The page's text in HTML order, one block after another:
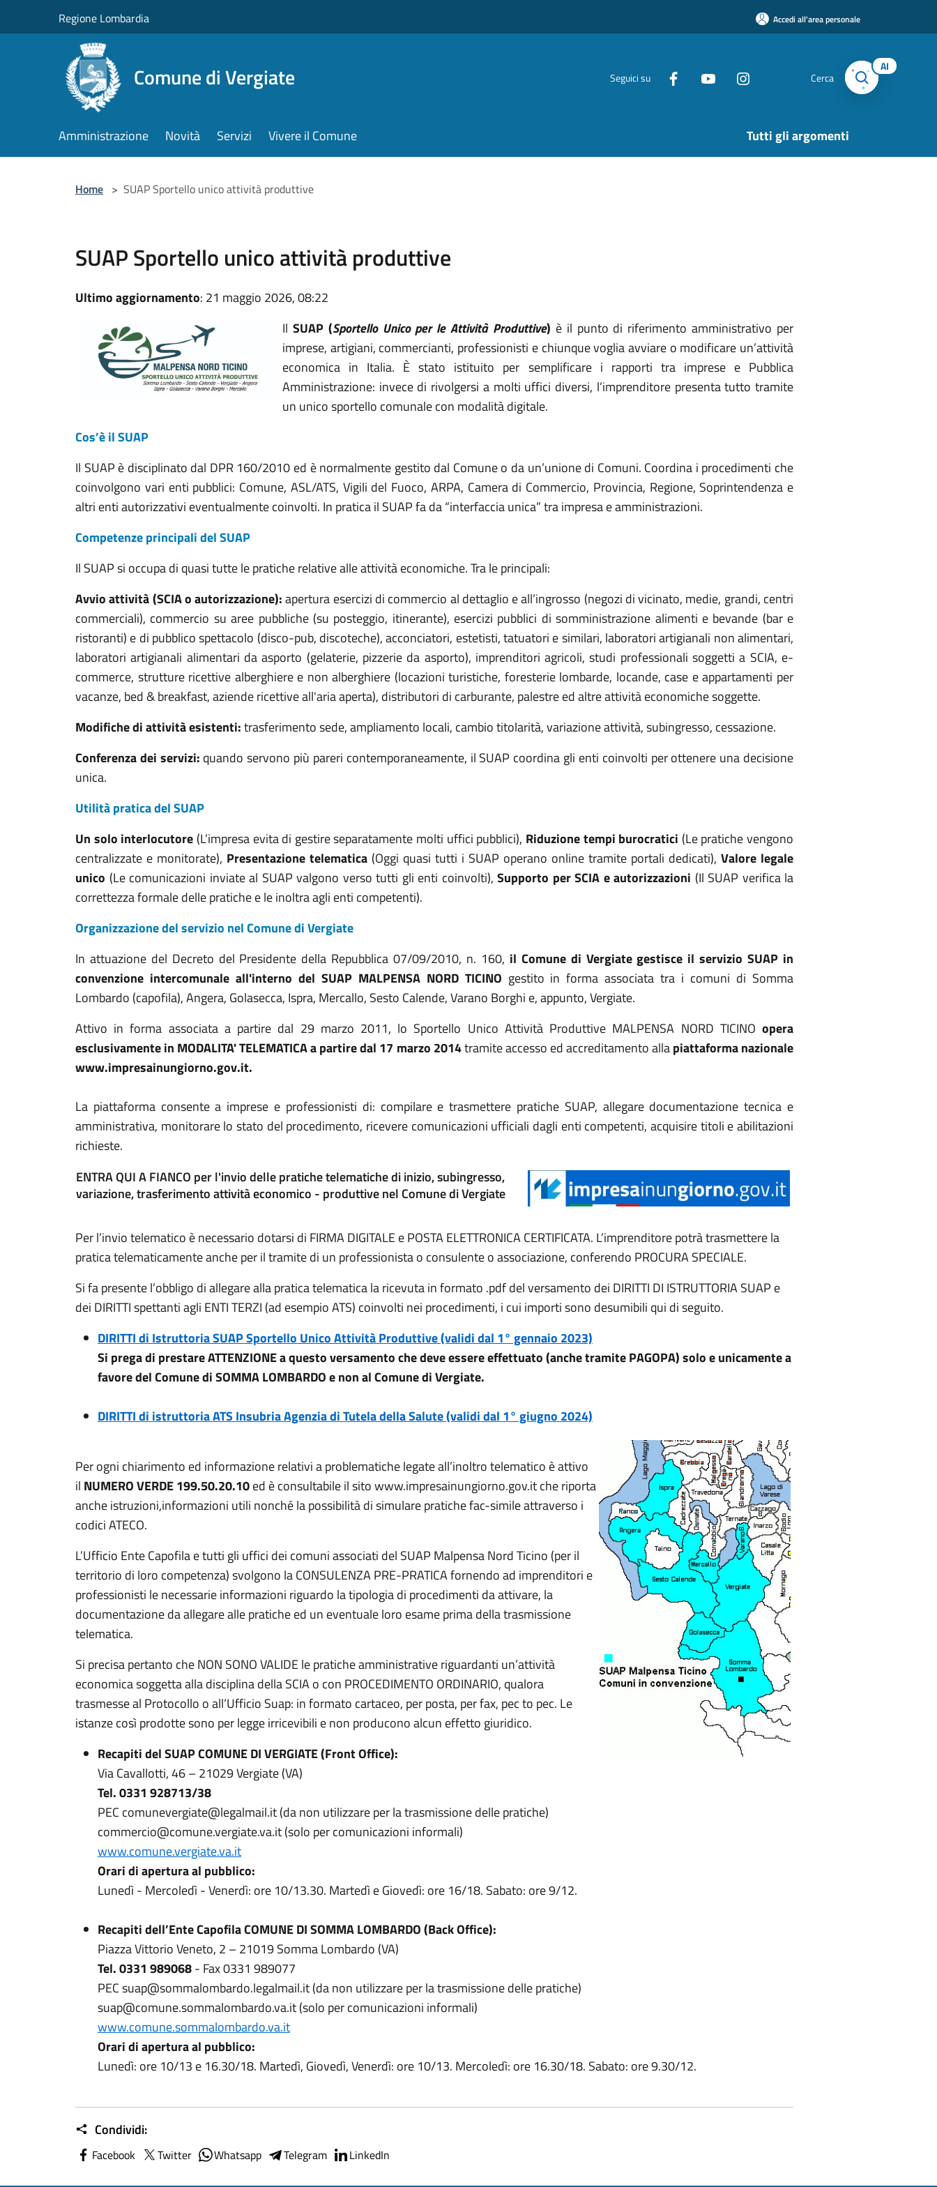
Regione Lombardia Accedi all'area personale
Comune di Vergiate Seguici su Cerca
AI
Amministrazione Novità Servizi Vivere il Comune Tutti gli argomenti
Home > SUAP Sportello unico attività produttive
SUAP Sportello unico attività produttive
Ultimo aggiornamento: 21 maggio 2026, 08:22
Il SUAP (Sportello Unico per le Attività Produttive) è il punto di riferimento amministrativo per
imprese, artigiani, commercianti, professionisti e chiunque voglia avviare o modificare un’attività
economica in Italia. È stato istituito per semplificare i rapporti tra imprese e Pubblica
Amministrazione: invece di rivolgersi a molti uffici diversi, l’imprenditore presenta tutto tramite
un unico sportello comunale con modalità digitale.
Cos’è il SUAP
Il SUAP è disciplinato dal DPR 160/2010 ed è normalmente gestito dal Comune o da un’unione di Comuni. Coordina i procedimenti che
coinvolgono vari enti pubblici: Comune, ASL/ATS, Vigili del Fuoco, ARPA, Camera di Commercio, Provincia, Regione, Soprintendenza e
altri enti autorizzativi eventualmente coinvolti. In pratica il SUAP fa da “interfaccia unica” tra impresa e amministrazioni.
Competenze principali del SUAP
Il SUAP si occupa di quasi tutte le pratiche relative alle attività economiche. Tra le principali:
Avvio attività (SCIA o autorizzazione):apertura esercizi di commercio al dettaglio e all’ingrosso (negozi di vicinato, medie, grandi, centri
commerciali), commercio su aree pubbliche (su posteggio, itinerante), esercizi pubblici di somministrazione alimenti e bevande (bar e
ristoranti) e di pubblico spettacolo (disco-pub, discoteche), acconciatori, estetisti, tatuatori e similari, laboratori artigianali non alimentari,
laboratori artigianali alimentari da asporto (gelaterie, pizzerie da asporto), imprenditori agricoli, studi professionali soggetti a SCIA, e-
commerce, strutture ricettive alberghiere e non alberghiere (locazioni turistiche, foresterie lombarde, locande, case e appartamenti per
vacanze, bed & breakfast, aziende ricettive all'aria aperta), distributori di carburante, palestre ed altre attività economiche soggette.
Modifiche di attività esistenti:trasferimento sede, ampliamento locali, cambio titolarità, variazione attività, subingresso, cessazione.
Conferenza dei servizi: quando servono più pareri contemporaneamente, il SUAP coordina gli enti coinvolti per ottenere una decisione
unica.
Utilità pratica del SUAP
Un solo interlocutore (L’impresa evita di gestire separatamente molti uffici pubblici), Riduzione tempi burocratici (Le pratiche vengono
centralizzate e monitorate), Presentazione telematica (Oggi quasi tutti i SUAP operano online tramite portali dedicati), Valore legale
unico (Le comunicazioni inviate al SUAP valgono verso tutti gli enti coinvolti), Supporto per SCIA e autorizzazioni (Il SUAP verifica la
correttezza formale delle pratiche e le inoltra agli enti competenti).
Organizzazione del servizio nel Comune di Vergiate
In attuazione del Decreto del Presidente della Repubblica 07/09/2010, n. 160, il Comune di Vergiate gestisce il servizio SUAP in
convenzione intercomunale all'interno del SUAP MALPENSA NORD TICINO gestito in forma associata tra i comuni di Somma
Lombardo (capofila), Angera, Golasecca, Ispra, Mercallo, Sesto Calende, Varano Borghi e, appunto, Vergiate.
Attivo in forma associata a partire dal 29 marzo 2011, lo Sportello Unico Attività Produttive MALPENSA NORD TICINO opera
esclusivamente in MODALITA' TELEMATICA a partire dal 17 marzo 2014tramite accesso ed accreditamento allapiattaforma nazionale
www.impresainungiorno.gov.it.
La piattaforma consente a imprese e professionisti di: compilare e trasmettere pratiche SUAP, allegare documentazione tecnica e
amministrativa, monitorare lo stato del procedimento, ricevere comunicazioni ufficiali dagli enti competenti, acquisire titoli e abilitazioni
richieste.
ENTRA QUI A FIANCO per l'invio delle pratiche telematiche di inizio, subingresso,
variazione, trasferimento attività economico - produttive nel Comune di Vergiate
Per l’invio telematico è necessario dotarsi di FIRMA DIGITALE e POSTA ELETTRONICA CERTIFICATA. L’imprenditore potrà trasmettere la
pratica telematicamente anche per il tramite di un professionista o consulente o associazione, conferendo PROCURA SPECIALE.
Si fa presente l’obbligo di allegare alla pratica telematica la ricevuta in formato .pdf del versamento dei DIRITTI DI ISTRUTTORIA SUAP e
dei DIRITTI spettanti agli ENTI TERZI (ad esempio ATS) coinvolti nei procedimenti, i cui importi sono desumibili qui di seguito.
DIRITTI di Istruttoria SUAP Sportello Unico Attività Produttive (validi dal 1° gennaio 2023)
Si prega di prestare ATTENZIONE a questo versamento che deve essere effettuato (anche tramite PAGOPA) solo e unicamente a
favore del Comune di SOMMA LOMBARDO e non al Comune di Vergiate.
DIRITTI di istruttoria ATS Insubria Agenzia di Tutela della Salute (validi dal 1° giugno 2024)
Per ogni chiarimento ed informazione relativi a problematiche legate all’inoltro telematico è attivo
il NUMERO VERDE 199.50.20.10ed è consultabile il sito www.impresainungiorno.gov.it che riporta
anche istruzioni,informazioni utili nonché la possibilità di simulare pratiche fac-simile attraverso i
codici ATECO.
L’Ufficio Ente Capofila e tutti gli uffici dei comuni associati del SUAP Malpensa Nord Ticino (per il
territorio di loro competenza) svolgono la CONSULENZA PRE-PRATICA fornendo ad imprenditori e
professionisti le necessarie informazioni riguardo la tipologia di procedimenti da attivare, la
documentazione da allegare alle pratiche ed un eventuale loro esame prima della trasmissione
telematica.
Si precisa pertanto che NON SONO VALIDE le pratiche amministrative riguardanti un’attività
economica soggetta alla disciplina della SCIA o con PROCEDIMENTO ORDINARIO, qualora
trasmesse al Protocollo o all’Ufficio Suap: in formato cartaceo, per posta, per fax, pec to pec. Le
istanze così prodotte sono per legge irricevibili e non producono alcun effetto giuridico.
Recapiti del SUAP COMUNE DI VERGIATE (Front Office):
Via Cavallotti, 46 – 21029 Vergiate (VA)
Tel. 0331 928713/38
PEC comunevergiate@legalmail.it (da non utilizzare per la trasmissione delle pratiche)
commercio@comune.vergiate.va.it (solo per comunicazioni informali)
www.comune.vergiate.va.it
Orari di apertura al pubblico:
Lunedì - Mercoledì - Venerdì: ore 10/13.30. Martedì e Giovedì: ore 16/18. Sabato: ore 9/12.
Recapiti dell’Ente Capofila COMUNE DI SOMMA LOMBARDO (Back Office):
Piazza Vittorio Veneto, 2 – 21019 Somma Lombardo (VA)
Tel. 0331 989068- Fax 0331 989077
PEC suap@sommalombardo.legalmail.it (da non utilizzare per la trasmissione delle pratiche)
suap@comune.sommalombardo.va.it (solo per comunicazioni informali)
www.comune.sommalombardo.va.it
Orari di apertura al pubblico:
Lunedì: ore 10/13 e 16.30/18. Martedì, Giovedì, Venerdì: ore 10/13. Mercoledì: ore 16.30/18. Sabato: ore 9.30/12.
Condividi:
Facebook Twitter Whatsapp Telegram LinkedIn